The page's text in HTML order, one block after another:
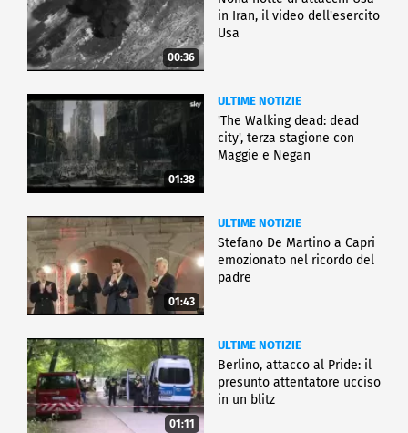
00:36
in Iran, il video dell'esercito
Usa
01:38
ULTIME NOTIZIE
'The Walking dead: dead
city', terza stagione con
Maggie e Negan
01:43
ULTIME NOTIZIE
Stefano De Martino a Capri
emozionato nel ricordo del
padre
01:11
ULTIME NOTIZIE
Berlino, attacco al Pride: il
presunto attentatore ucciso
in un blitz